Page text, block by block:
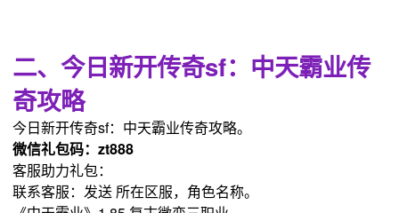
二、今日新开传奇sf：中天霸业传
奇攻略
今日新开传奇sf：中天霸业传奇攻略。
微信礼包码：zt888
客服助力礼包：
联系客服：发送 所在区服，角色名称。